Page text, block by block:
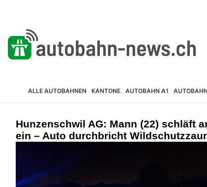
ALLE AUTOBAHNEN KANTONE AUTOBAHN A1
Hunzenschwil AG: Mann (22) schläft
ein – Auto durchbricht